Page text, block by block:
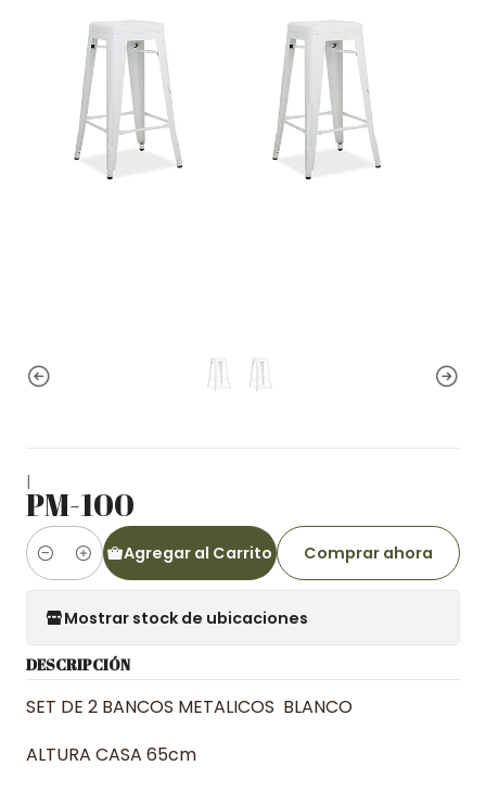
|
PM-100
Cantidad
Agregar al Carrito Comprar ahora
Mostrar stock de ubicaciones
DESCRIPCIÓN
SET DE 2 BANCOS METALICOS BLANCO
ALTURA CASA 65cm